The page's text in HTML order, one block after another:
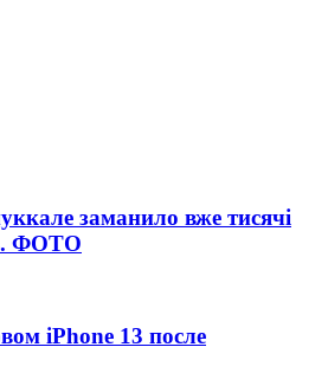
заманило вже тисячі
ФОТО
iPhone 13 после